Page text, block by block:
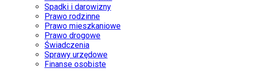
Spadki i darowizny
Prawo rodzinne
Prawo mieszkaniowe
Prawo drogowe
Świadczenia
Sprawy urzędowe
Finanse osobiste